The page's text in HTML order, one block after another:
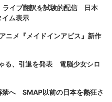
ライブ翻訳を試験的配信 日本
イム表示
メ『メイドインアビス』新作
る、引退を発表 電脳少女シロ
禁へ SMAP以前の日本を熱狂さ